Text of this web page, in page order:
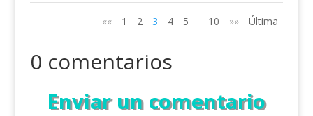
«« 1 2 3 4 5 10 »» Última
0 comentarios
Enviar un comentario